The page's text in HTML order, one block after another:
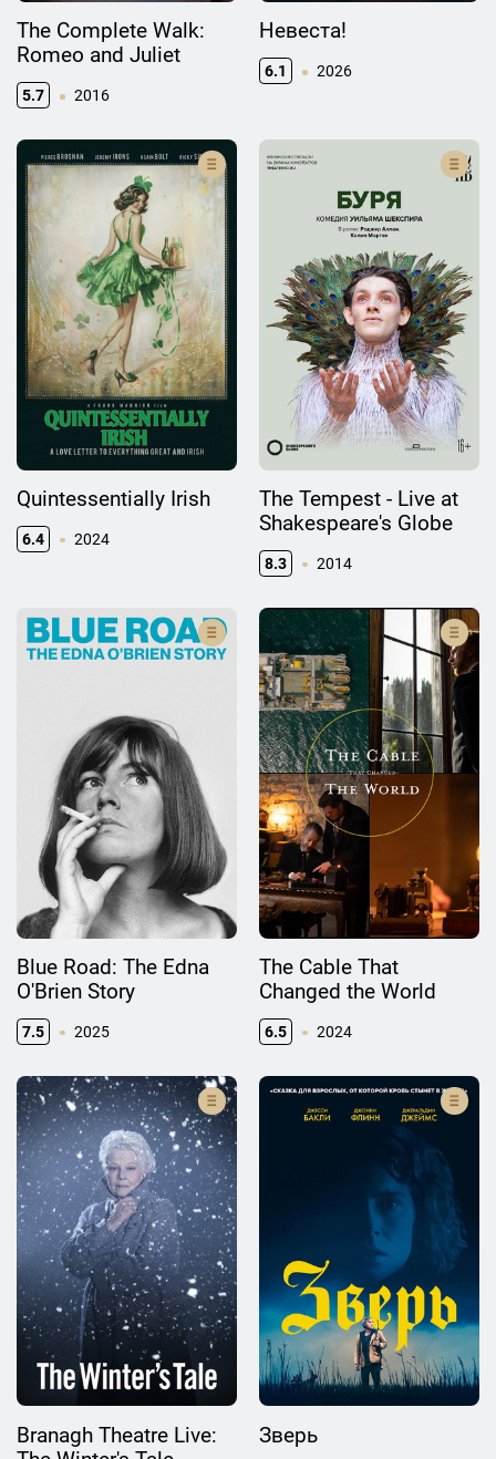
The Complete Walk:
Romeo and Juliet
5.7 2016
Невеста!
6.1 2026
Quintessentially Irish
6.4 2024
The Tempest - Live at
Shakespeare's Globe
8.3 2014
Blue Road: The Edna
O'Brien Story
7.5 2025
The Cable That
Changed the World
6.5 2024
Branagh Theatre Live:
Зверь